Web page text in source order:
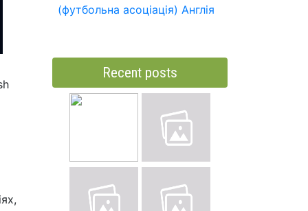
(футбольна асоціація) Англія
Recent posts